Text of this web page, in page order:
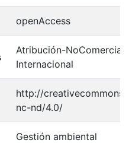
openAccess
Atribución-
Internacional
http://
nc-nd/4.0/
Gestión ambiental